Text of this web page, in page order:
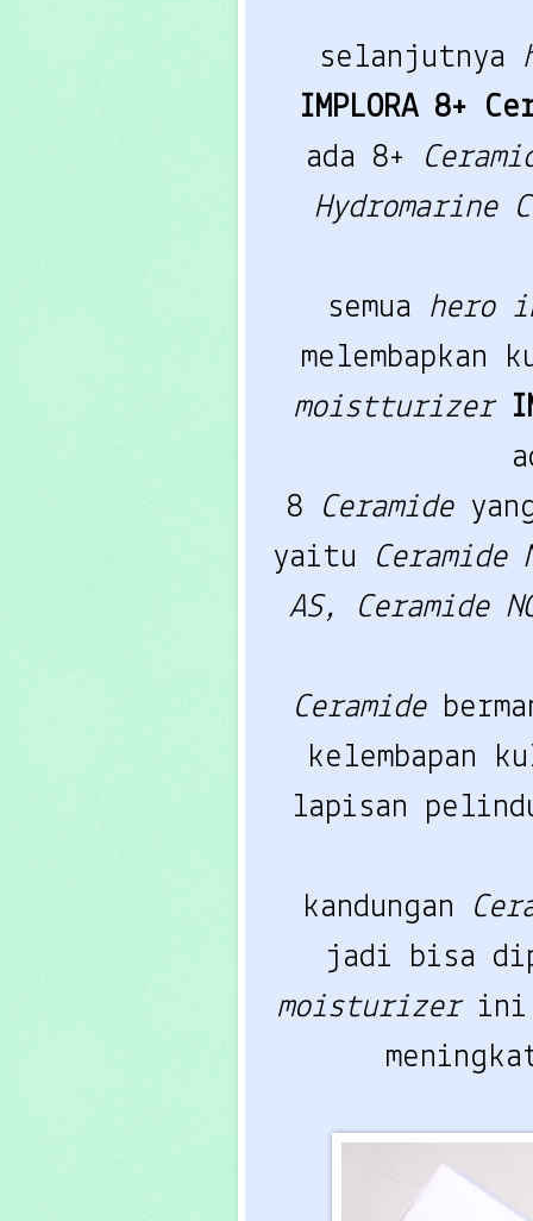
selanjutnya
IMPLORA 8+
ada 8+
Hydromarine
semua hero
moistturizer
8
Ceramide
yaitu
Ceramide
AS,
Ceramide
Ceramide
kelembapan
lapisan
kandungan
jadi bisa
moisturizer